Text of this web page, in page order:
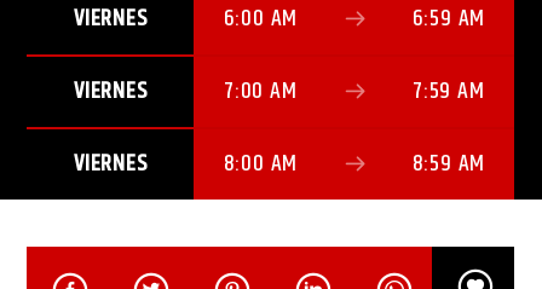
VIERNES 6:00 AM 6:59 AM
VIERNES 7:00 AM 7:59 AM
VIERNES 8:00 AM 8:59 AM